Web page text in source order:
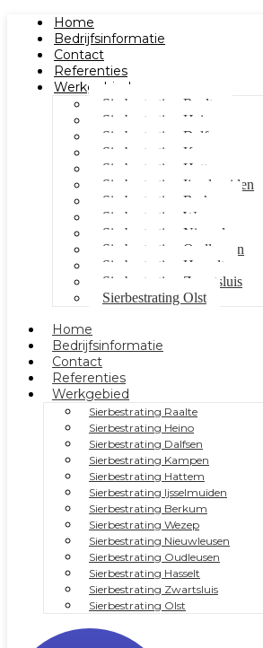
Home
Bedrijfsinformatie
Contact
Referenties
Werkgebied
Sierbestrating Raalte
Sierbestrating Heino
Sierbestrating Dalfsen
Sierbestrating Kampen
Sierbestrating Hattem
Sierbestrating Ijsselmuiden
Sierbestrating Berkum
Sierbestrating Wezep
Sierbestrating Nieuwleusen
Sierbestrating Oudleusen
Sierbestrating Hasselt
Sierbestrating Zwartsluis
Sierbestrating Olst
Home
Bedrijfsinformatie
Contact
Referenties
Werkgebied
Sierbestrating Raalte
Sierbestrating Heino
Sierbestrating Dalfsen
Sierbestrating Kampen
Sierbestrating Hattem
Sierbestrating Ijsselmuiden
Sierbestrating Berkum
Sierbestrating Wezep
Sierbestrating Nieuwleusen
Sierbestrating Oudleusen
Sierbestrating Hasselt
Sierbestrating Zwartsluis
Sierbestrating Olst